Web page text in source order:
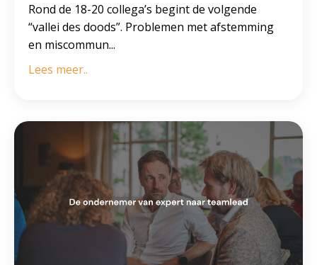
Rond de 18-20 collega’s begint de volgende
“vallei des doods”. Problemen met afstemming
en miscommun...
Lees meer..